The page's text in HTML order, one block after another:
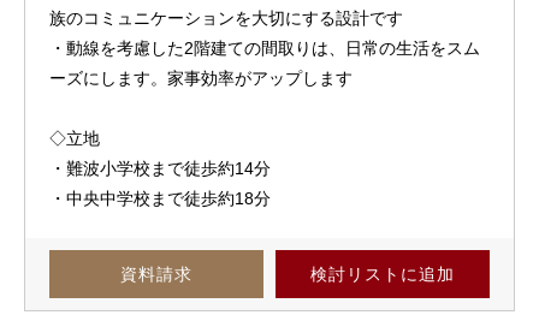
資料請求 検討リスト に追加
族のコミュニケーションを大切にする設計です
・動線を考慮した2階建ての間取りは、日常の生活をスム
ーズにします。家事効率がアップします
◇立地
・難波小学校まで徒歩約14分
・中央中学校まで徒歩約18分